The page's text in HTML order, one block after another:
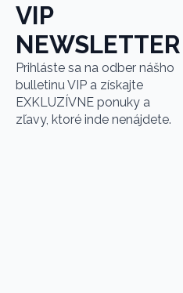
VIP
NEWSLETTER
Prihláste sa na odber nášho
bulletinu VIP a získajte
EXKLUZÍVNE ponuky a
zľavy, ktoré inde nenájdete.